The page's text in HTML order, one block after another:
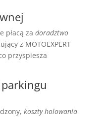
płacą za doradztwo
z MOTOEXPERT
przyspiesza
koszty holowania